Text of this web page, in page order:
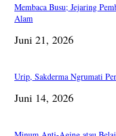
Membaca Busu; Jejaring
Alam
Juni 21, 2026
Urip, Sakderma Ngrumati
Juni 14, 2026